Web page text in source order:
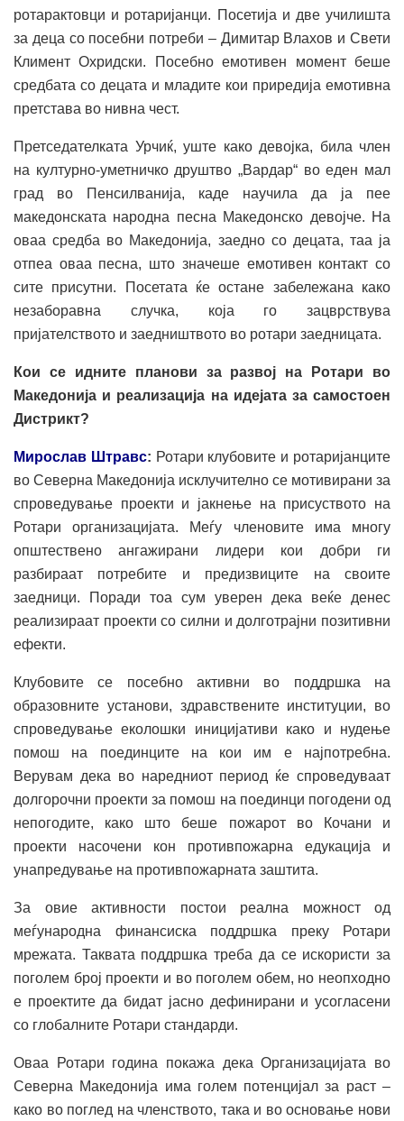
ротарактовци и ротаријанци. Посетија и две училишта
за деца со посебни потреби – Димитар Влахов и Свети
Климент Охридски. Посебно емотивен момент беше
средбата со децата и младите кои приредија емотивна
претстава во нивна чест.
Претседателката Урчиќ, уште како девојка, била член
на културно-уметничко друштво „Вардар“ во еден мал
град во Пенсилванија, каде научила да ја пее
македонската народна песна Македонско девојче. На
оваа средба во Македонија, заедно со децата, таа ја
отпеа оваа песна, што значеше емотивен контакт со
сите присутни. Посетата ќе остане забележана како
незаборавна случка, која го зацврствува
пријателството и заедништвото во ротари заедницата.
Кои се идните планови за развој на Ротари во
Македонија и реализација на идејата за самостоен
Дистрикт?
Мирослав Штравс: Ротари клубовите и ротаријанците
во Северна Македонија исклучително се мотивирани за
спроведување проекти и јакнење на присуството на
Ротари организацијата. Меѓу членовите има многу
општествено ангажирани лидери кои добри ги
разбираат потребите и предизвиците на своите
заедници. Поради тоа сум уверен дека веќе денес
реализираат проекти со силни и долготрајни позитивни
ефекти.
Клубовите се посебно активни во поддршка на
образовните установи, здравствените институции, во
спроведување еколошки иницијативи како и нудење
помош на поединците на кои им е најпотребна.
Верувам дека во наредниот период ќе спроведуваат
долгорочни проекти за помош на поединци погодени од
непогодите, како што беше пожарот во Кочани и
проекти насочени кон противпожарна едукација и
унапредување на противпожарната заштита.
За овие активности постои реална можност од
меѓународна финансиска поддршка преку Ротари
мрежата. Таквата поддршка треба да се искористи за
поголем број проекти и во поголем обем, но неопходно
е проектите да бидат јасно дефинирани и усогласени
со глобалните Ротари стандарди.
Оваа Ротари година покажа дека Организацијата во
Северна Македонија има голем потенцијал за раст –
како во поглед на членството, така и во основање нови